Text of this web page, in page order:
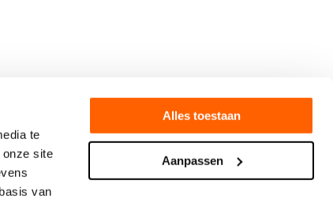
te
site
van
Alles toestaan
Aanpassen